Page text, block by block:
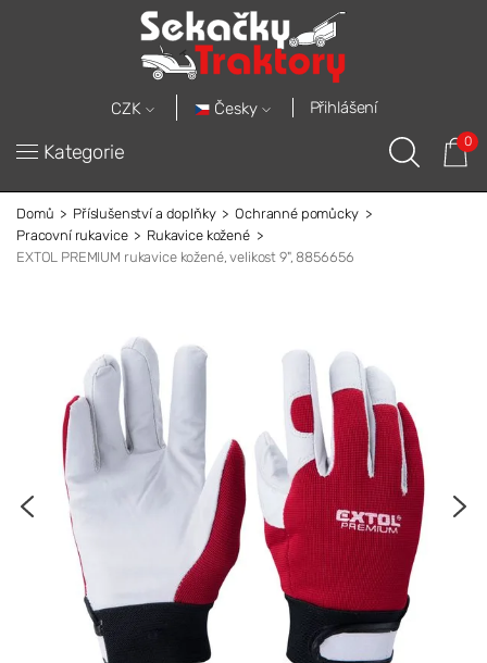
CZK Česky Přihlášení
Kategorie 0
Domů Příslušenství a doplňky
Ochranné pomůcky
Pracovní rukavice
Rukavice kožené
EXTOL PREMIUM rukavice kožené, velikost 9", 8856656